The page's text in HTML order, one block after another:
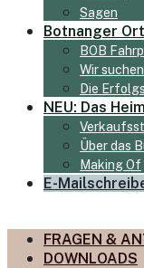
Sagen
Botnanger
BOB
Wir
Die
NEU: Das
Über das
Making Of
E-Mail
FRAGEN &
DOWNLOADS